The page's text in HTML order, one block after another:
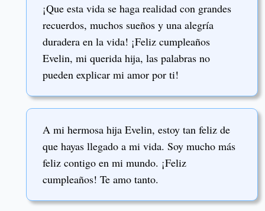
¡Que esta vida se haga realidad con grandes
recuerdos, muchos sueños y una alegría
duradera en la vida! ¡Feliz cumpleaños
Evelin, mi querida hija, las palabras no
pueden explicar mi amor por ti!
A mi hermosa hija Evelin, estoy tan feliz de
que hayas llegado a mi vida. Soy mucho más
feliz contigo en mi mundo. ¡Feliz
cumpleaños! Te amo tanto.